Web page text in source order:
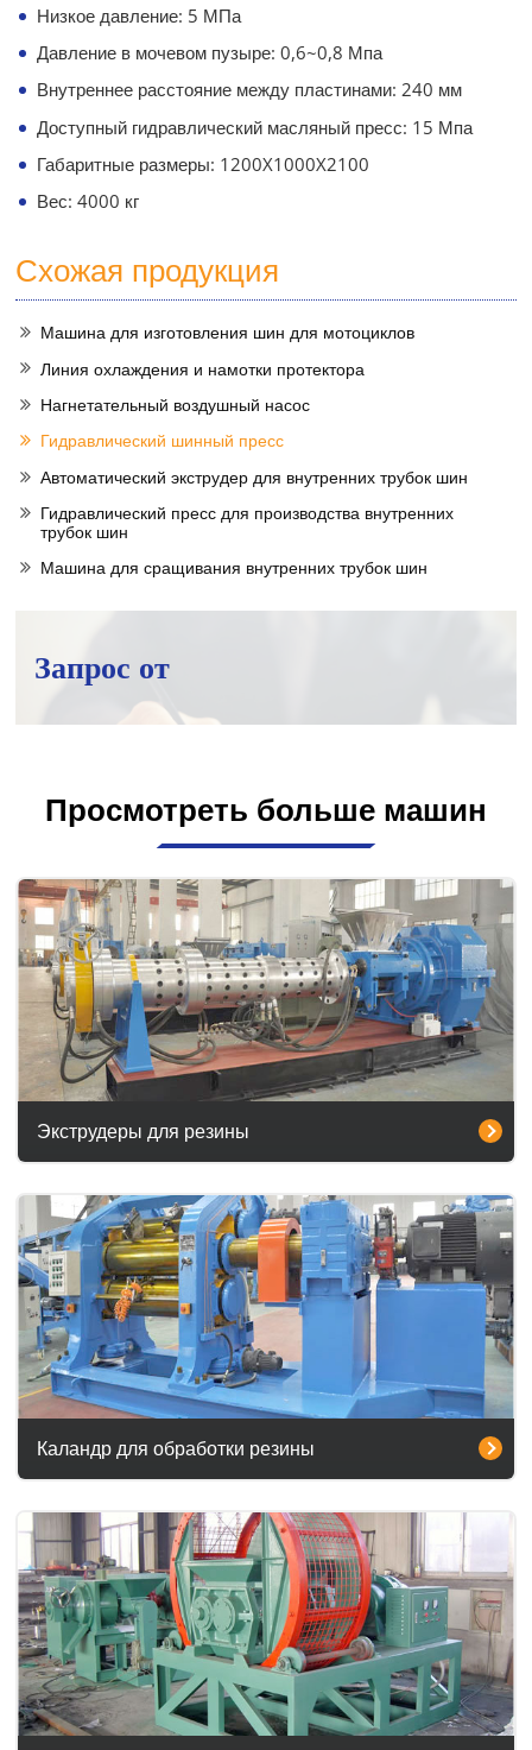
Низкое давление: 5 МПа
Давление в мочевом пузыре: 0,6~0,8 Мпа
Внутреннее расстояние между пластинами: 240 мм
Доступный гидравлический масляный пресс: 15 Мпа
Габаритные размеры: 1200X1000X2100
Вес: 4000 кг
Схожая продукция
Машина для изготовления шин для мотоциклов
Линия охлаждения и намотки протектора
Нагнетательный воздушный насос
Гидравлический шинный пресс
Автоматический экструдер для внутренних трубок шин
Гидравлический пресс для производства внутренних
трубок шин
Машина для сращивания внутренних трубок шин
Запрос от
Просмотреть больше машин
Экструдеры для резины
Каландр для обработки резины